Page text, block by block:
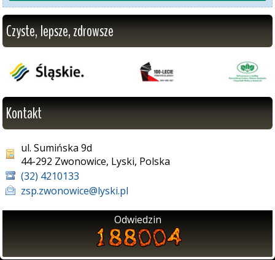
Czyste, lepsze, zdrowsze
Kontakt
ul. Sumińska 9d
44-292 Zwonowice, Lyski, Polska
(32) 4210133
zsp.zwonowice@lyski.pl
Odwiedzin